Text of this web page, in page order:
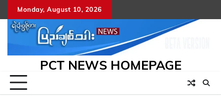
to
content
Monday, August 10, 2026
PCT NEWS HOMEPAGE